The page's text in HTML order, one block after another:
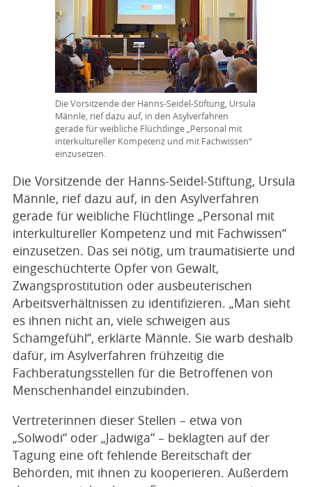
Die Vorsitzende der Hanns-Seidel-Stiftung, Ursula
Männle, rief dazu auf, in den Asylverfahren
gerade für weibliche Flüchtlinge „Personal mit
interkultureller Kompetenz und mit Fachwissen“
einzusetzen.
Die Vorsitzende der Hanns-Seidel-Stiftung, Ursula
Männle, rief dazu auf, in den Asylverfahren
gerade für weibliche Flüchtlinge „Personal mit
interkultureller Kompetenz und mit Fachwissen“
einzusetzen. Das sei nötig, um traumatisierte und
eingeschüchterte Opfer von Gewalt,
Zwangsprostitution oder ausbeuterischen
Arbeitsverhältnissen zu identifizieren. „Man sieht
es ihnen nicht an, viele schweigen aus
Schamgefühl“, erklärte Männle. Sie warb deshalb
dafür, im Asylverfahren frühzeitig die
Fachberatungsstellen für die Betroffenen von
Menschenhandel einzubinden.
Vertreterinnen dieser Stellen – etwa von
„Solwodi“ oder „Jadwiga“ – beklagten auf der
Tagung eine oft fehlende Bereitschaft der
Behörden, mit ihnen zu kooperieren. Außerdem